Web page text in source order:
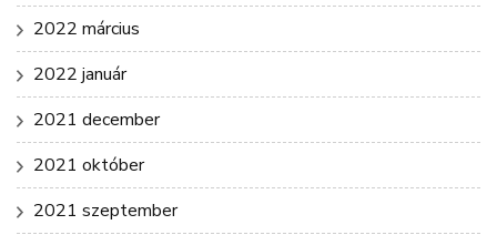
2022 március
2022 január
2021 december
2021 október
2021 szeptember